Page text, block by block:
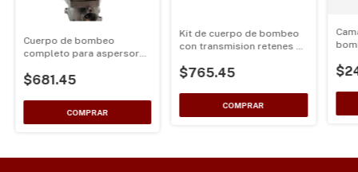
Cuerpo de bombeo
completo para aspersores
tambor para clutch de
$681.45
Kit de cuerpo de bombeo
con transmision retenes y
$765.45